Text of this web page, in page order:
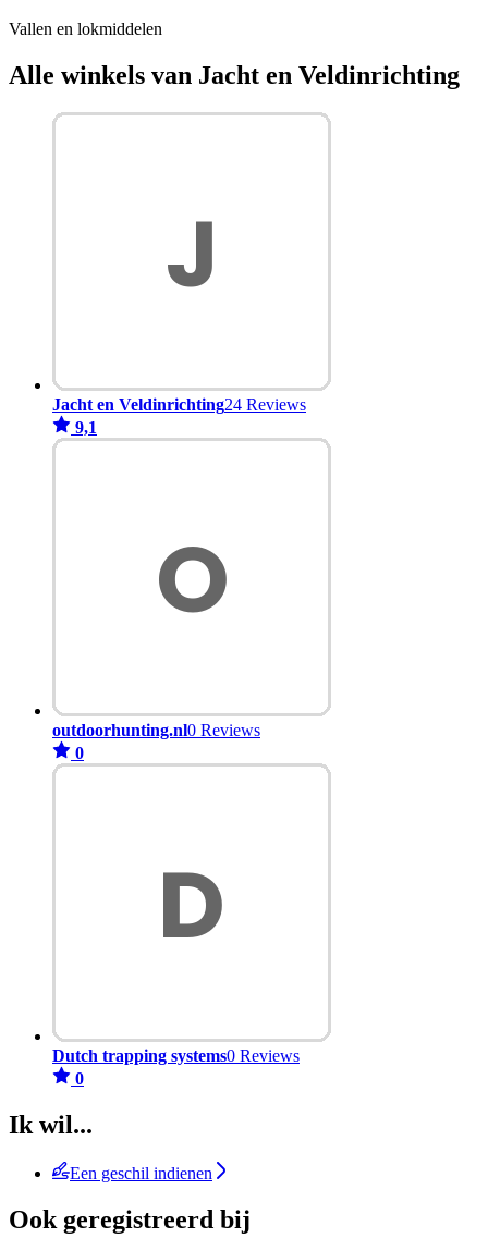
Vallen en lokmiddelen
Alle winkels van Jacht en Veldinrichting
Jacht en Veldinrichting24 Reviews
9,1
outdoorhunting.nl0 Reviews
0
Dutch trapping systems0 Reviews
0
Ik wil...
Een geschil indienen
Ook geregistreerd bij